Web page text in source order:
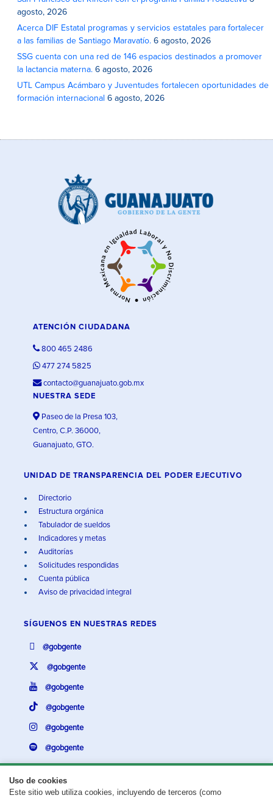
agosto, 2026
Acerca DIF Estatal programas y servicios estatales para fortalecer
a las familias de Santiago Maravatío. 6 agosto, 2026
SSG cuenta con una red de 146 espacios destinados a promover
la lactancia materna. 6 agosto, 2026
UTL Campus Acámbaro y Juventudes fortalecen oportunidades de
formación internacional 6 agosto, 2026
Uso de cookies
Este sitio web utiliza cookies, incluyendo de terceros (como
ATENCIÓN CIUDADANA
800 465 2486
477 274 5825
contacto@guanajuato.gob.mx
NUESTRA SEDE
Paseo de la Presa 103,
Centro, C.P. 36000,
Guanajuato, GTO.
UNIDAD DE TRANSPARENCIA DEL PODER EJECUTIVO
Directorio
Estructura orgánica
Tabulador de sueldos
Indicadores y metas
Auditorías
Solicitudes respondidas
Cuenta pública
Aviso de privacidad integral
SÍGUENOS EN NUESTRAS REDES
@gobgente
@gobgente
@gobgente
@gobgente
@gobgente
@gobgente
¿Existe algún problema con esta página?Repórtalo aquí.